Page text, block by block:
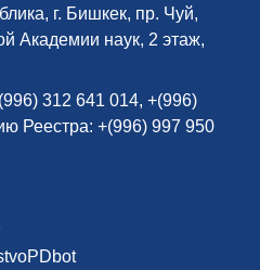
г. Бишкек, пр. Чуй,
Академии наук, 2 этаж,
312 641 014, +(996)
Реестра: +(996) 997 950